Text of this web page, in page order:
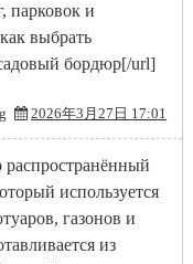
парковок и
выбрать
бордюр[/url]
2026年3月27日 17:01
используется
газонов и
из